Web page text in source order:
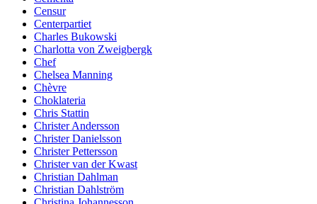
Censur
Centerpartiet
Charles Bukowski
Charlotta von Zweigbergk
Chef
Chelsea Manning
Chèvre
Choklateria
Chris Stattin
Christer Andersson
Christer Danielsson
Christer Pettersson
Christer van der Kwast
Christian Dahlman
Christian Dahlström